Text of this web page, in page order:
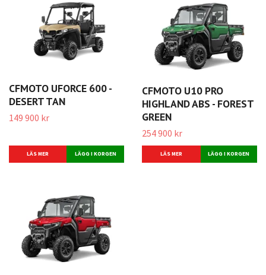
CFMOTO UFORCE 600 -
DESERT TAN
149 900 kr
LÄS MER LÄGG I KORGEN
CFMOTO U10 PRO
HIGHLAND ABS - FOREST
GREEN
254 900 kr
LÄS MER